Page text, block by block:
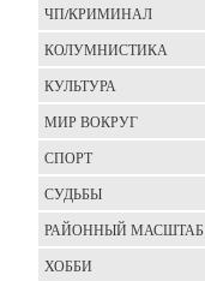
ЧП/КРИМИНАЛ
КОЛУМНИСТИКА
КУЛЬТУРА
МИР ВОКРУГ
СПОРТ
СУДЬБЫ
РАЙОННЫЙ МАСШТАБ
ХОББИ